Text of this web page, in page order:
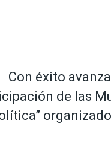
Con éxito
de las